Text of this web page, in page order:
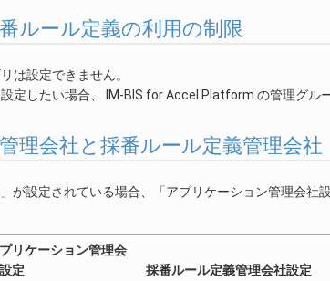
ルール定義の利用の制限
は設定できません。
定したい場合、 IM-BIS for Accel Platform の管理グル
理会社と採番ルール定義管理会社
が設定されている場合、「アプリケーション管理会社
リケーション管理会
定
採番ルール定義管理会社設定